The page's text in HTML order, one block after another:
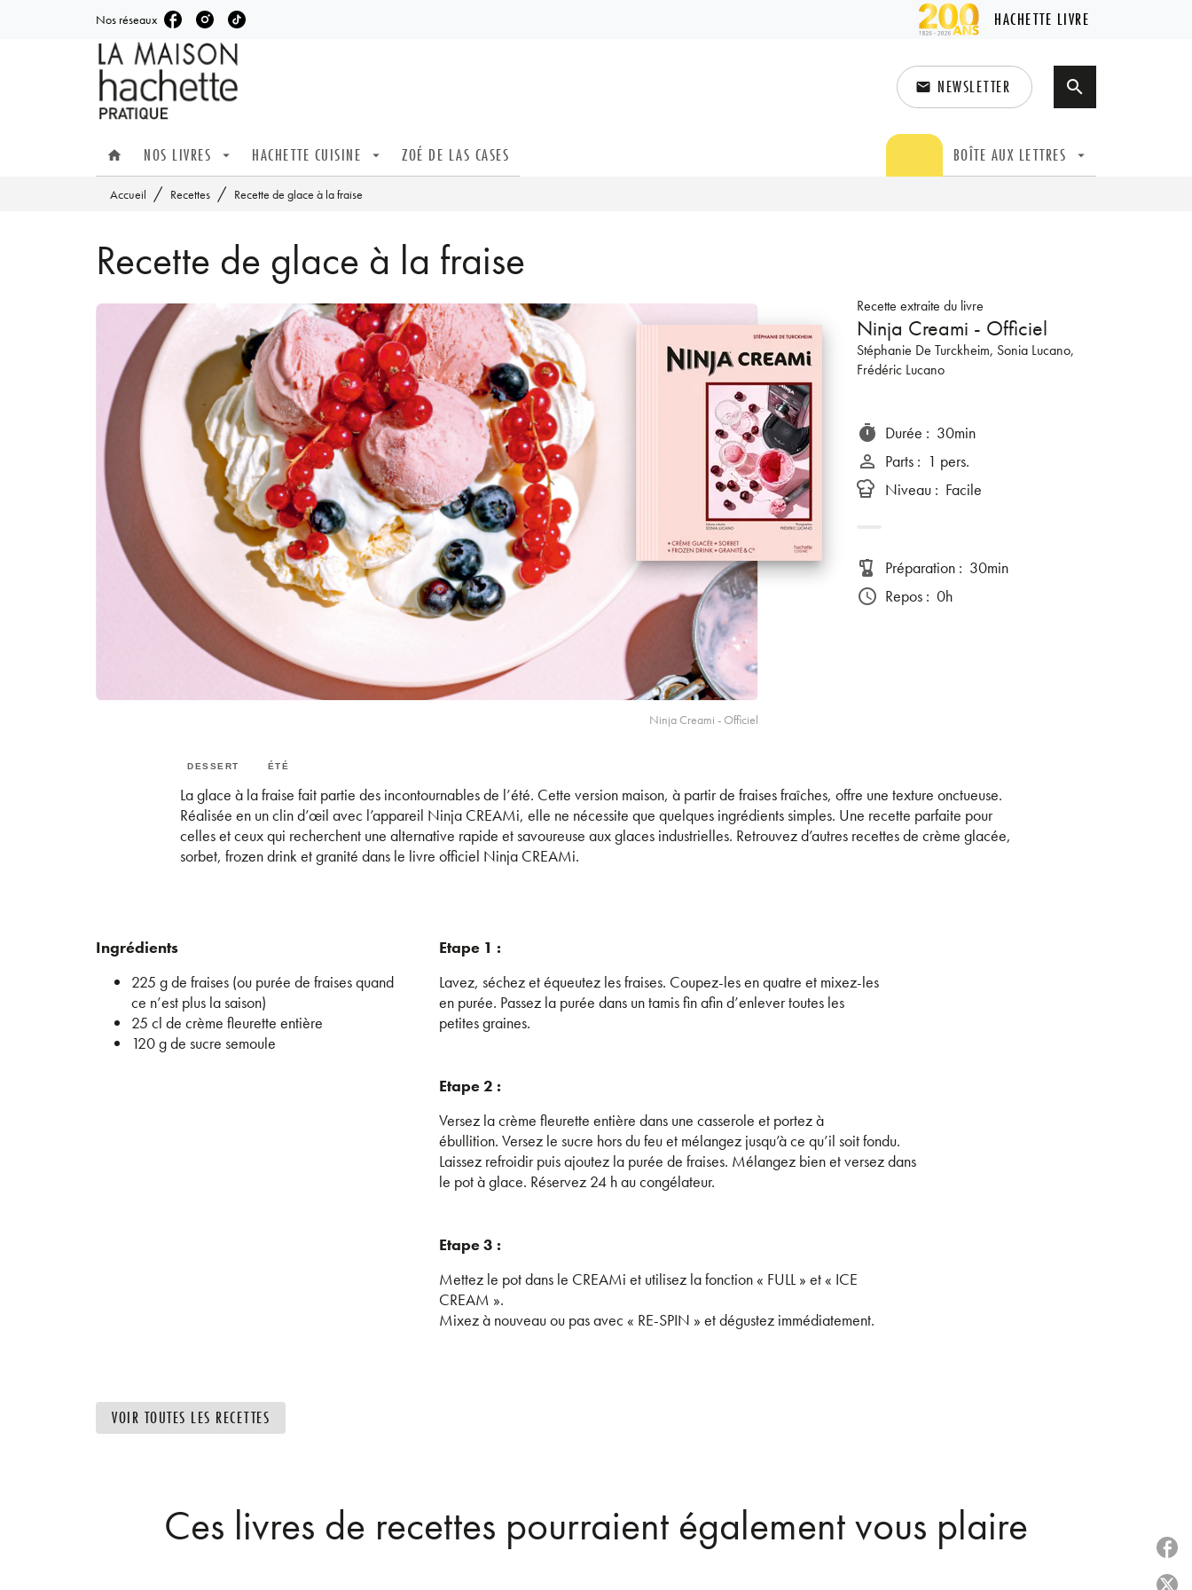
MENU RECHERCHE
Nos réseaux HACHETTE LIVRE
email NEWSLETTER search
home NOS LIVRES arrow_drop_down HACHETTE CUISINE arrow_drop_down ZOÉ DE LAS CASES BOÎTE AUX LETTRES arrow_drop_down
Accueil / Recettes / Recette de glace à la fraise
Recette de glace à la fraise
Ninja Creami - Officiel
Recette extraite du livre
Ninja Creami - Officiel
Stéphanie De Turckheim, Sonia Lucano,
Frédéric Lucano
timer Durée : 30min
person_outline Parts: 1 pers.
Niveau: Facile
blender Préparation: 30min
access_time Repos: 0h
DESSERT ÉTÉ
La glace à la fraise fait partie des incontournables de l’été. Cette version maison, à partir de fraises fraîches, offre une texture onctueuse.
Réalisée en un clin d’œil avec l’appareil Ninja CREAMi, elle ne nécessite que quelques ingrédients simples. Une recette parfaite pour
celles et ceux qui recherchent une alternative rapide et savoureuse aux glaces industrielles. Retrouvez d’autres recettes de crème glacée,
sorbet, frozen drink et granité dans le livre officiel Ninja CREAMi.
Ingrédients
225 g de fraises (ou purée de fraises quand
ce n’est plus la saison)
25 cl de crème fleurette entière
120 g de sucre semoule
Etape 1 :
Lavez, séchez et équeutez les fraises. Coupez-les en quatre et mixez-les
en purée. Passez la purée dans un tamis fin afin d’enlever toutes les
petites graines.
Etape 2 :
Versez la crème fleurette entière dans une casserole et portez à
ébullition. Versez le sucre hors du feu et mélangez jusqu’à ce qu’il soit fondu.
Laissez refroidir puis ajoutez la purée de fraises. Mélangez bien et versez dans
le pot à glace. Réservez 24 h au congélateur.
Etape 3 :
Mettez le pot dans le CREAMi et utilisez la fonction « FULL » et « ICE
CREAM ».
Mixez à nouveau ou pas avec « RE-SPIN » et dégustez immédiatement.
VOIR TOUTES LES RECETTES
Ces livres de recettes pourraient également vous plaire